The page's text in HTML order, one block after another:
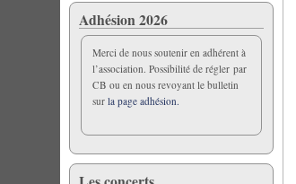
Adhésion 2026
Merci de nous soutenir en adhérent à
l’association. Possibilité de régler par
CB ou en nous revoyant le bulletin
surla page adhésion.